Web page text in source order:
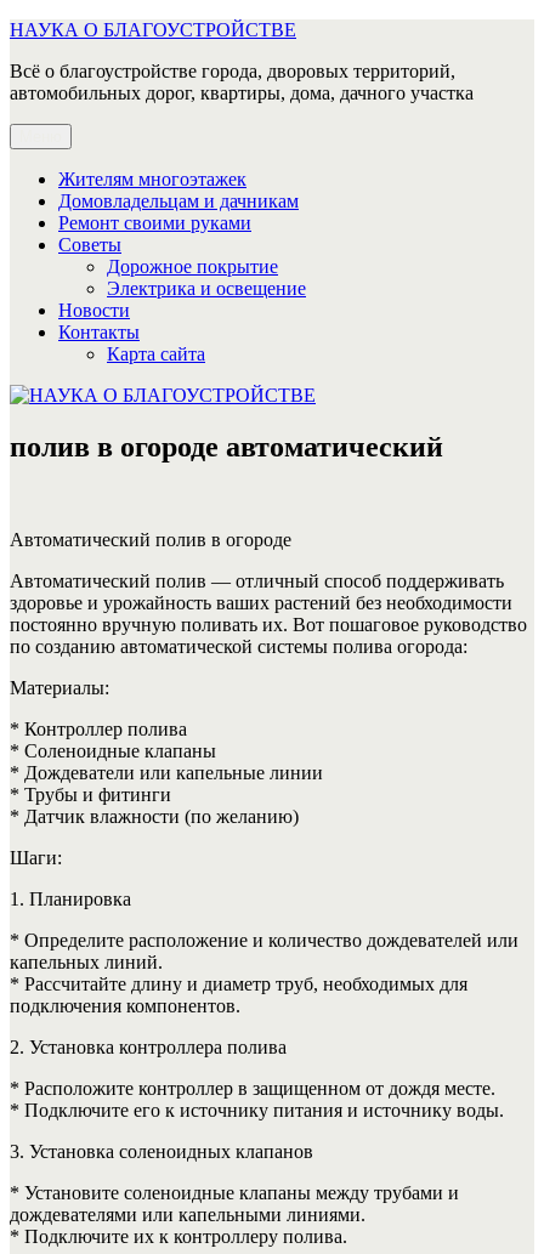
Перейти
содержимому
НАУКА О БЛАГОУСТРОЙСТВЕ
Всё о благоустройстве города, дворовых территорий,
автомобильных дорог, квартиры, дома, дачного участка
Жителям многоэтажек
Домовладельцам и дачникам
Ремонт своими руками
Советы
Дорожное покрытие
Электрика и освещение
Новости
Контакты
Карта сайта
полив в огороде автоматический
Автоматический полив в огороде
Автоматический полив — отличный способ поддерживать
здоровье и урожайность ваших растений без необходимости
постоянно вручную поливать их. Вот пошаговое руководство
по созданию автоматической системы полива огорода:
Материалы:
* Контроллер полива
* Соленоидные клапаны
* Дождеватели или капельные линии
* Трубы и фитинги
* Датчик влажности (по желанию)
Шаги:
1. Планировка
* Определите расположение и количество дождевателей или
капельных линий.
* Рассчитайте длину и диаметр труб, необходимых для
подключения компонентов.
2. Установка контроллера полива
* Расположите контроллер в защищенном от дождя месте.
* Подключите его к источнику питания и источнику воды.
3. Установка соленоидных клапанов
* Установите соленоидные клапаны между трубами и
дождевателями или капельными линиями.
* Подключите их к контроллеру полива.